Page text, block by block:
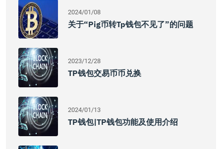
2024/01/08
关于“pig币转tp钱包不见了”的问题
2023/12/28
TP钱包交易币币兑换
2024/01/13
TP钱包|TP钱包功能及使用介绍